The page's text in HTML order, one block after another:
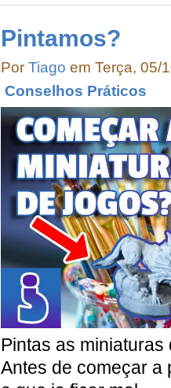
Pintamos?
PorTiago em Terça, 05/
Conselhos Práticos
Pintas as
Antes de começar a